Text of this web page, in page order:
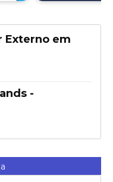
Externo em
-